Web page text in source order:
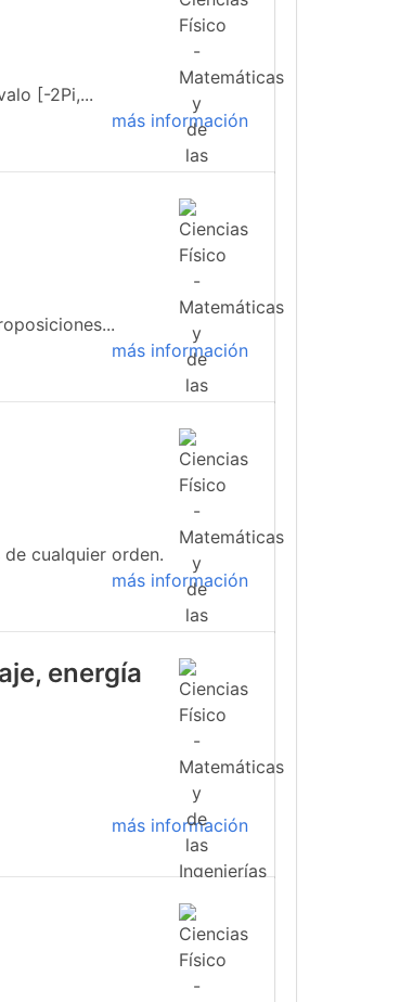
[-2Pi,...
más información
más información
cualquier orden.
más información
energía
más información